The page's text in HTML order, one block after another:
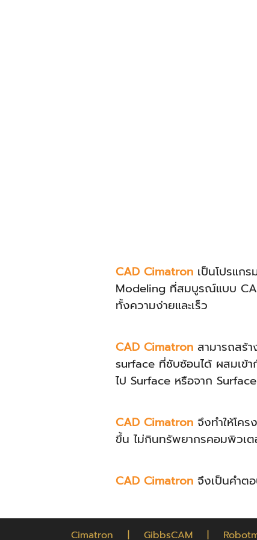
CAD Cimatron เป็นโปรแก
Modeling ที่สมบูรณ์แบบ
ทั้งความง่ายและเร็ว
CAD Cimatron สามารถสร้
surface ที่ซับซ้อนได้ ผสมเข้
ไป Surface หรือจาก
CAD Cimatron จึงทำให้โค
ขึ้น ไม่กินทรัพยากรคอมพิวเ
CAD Cimatron จึงเป็นคำต
Cimatron | GibbsCAM|